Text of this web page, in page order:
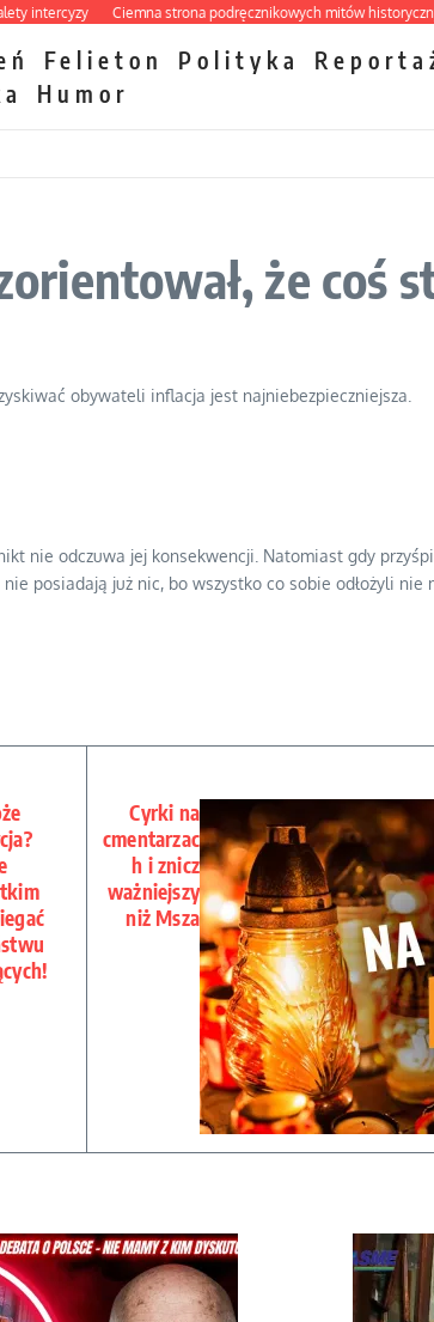
Ciemna strona podręcznikowych mitów historycznych
Felieton Polityka
Humor
że coś
obywateli inflacja jest najniebezpieczniejsza.
nie odczuwa jej konsekwencji. Natomiast gdy
posiadają już nic, bo wszystko co sobie odłożyli nie
Cyrki na
cmentarzac
h i znicz
ważniejszy
niż Msza